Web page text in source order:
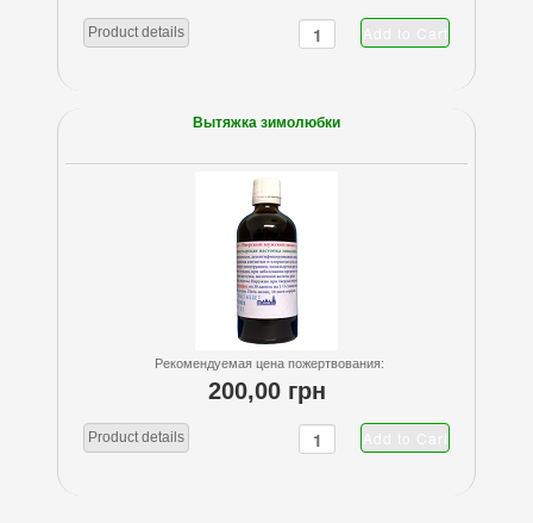
Product details
Вытяжка зимолюбки
Рекомендуемая цена пожертвования:
200,00 грн
Product details